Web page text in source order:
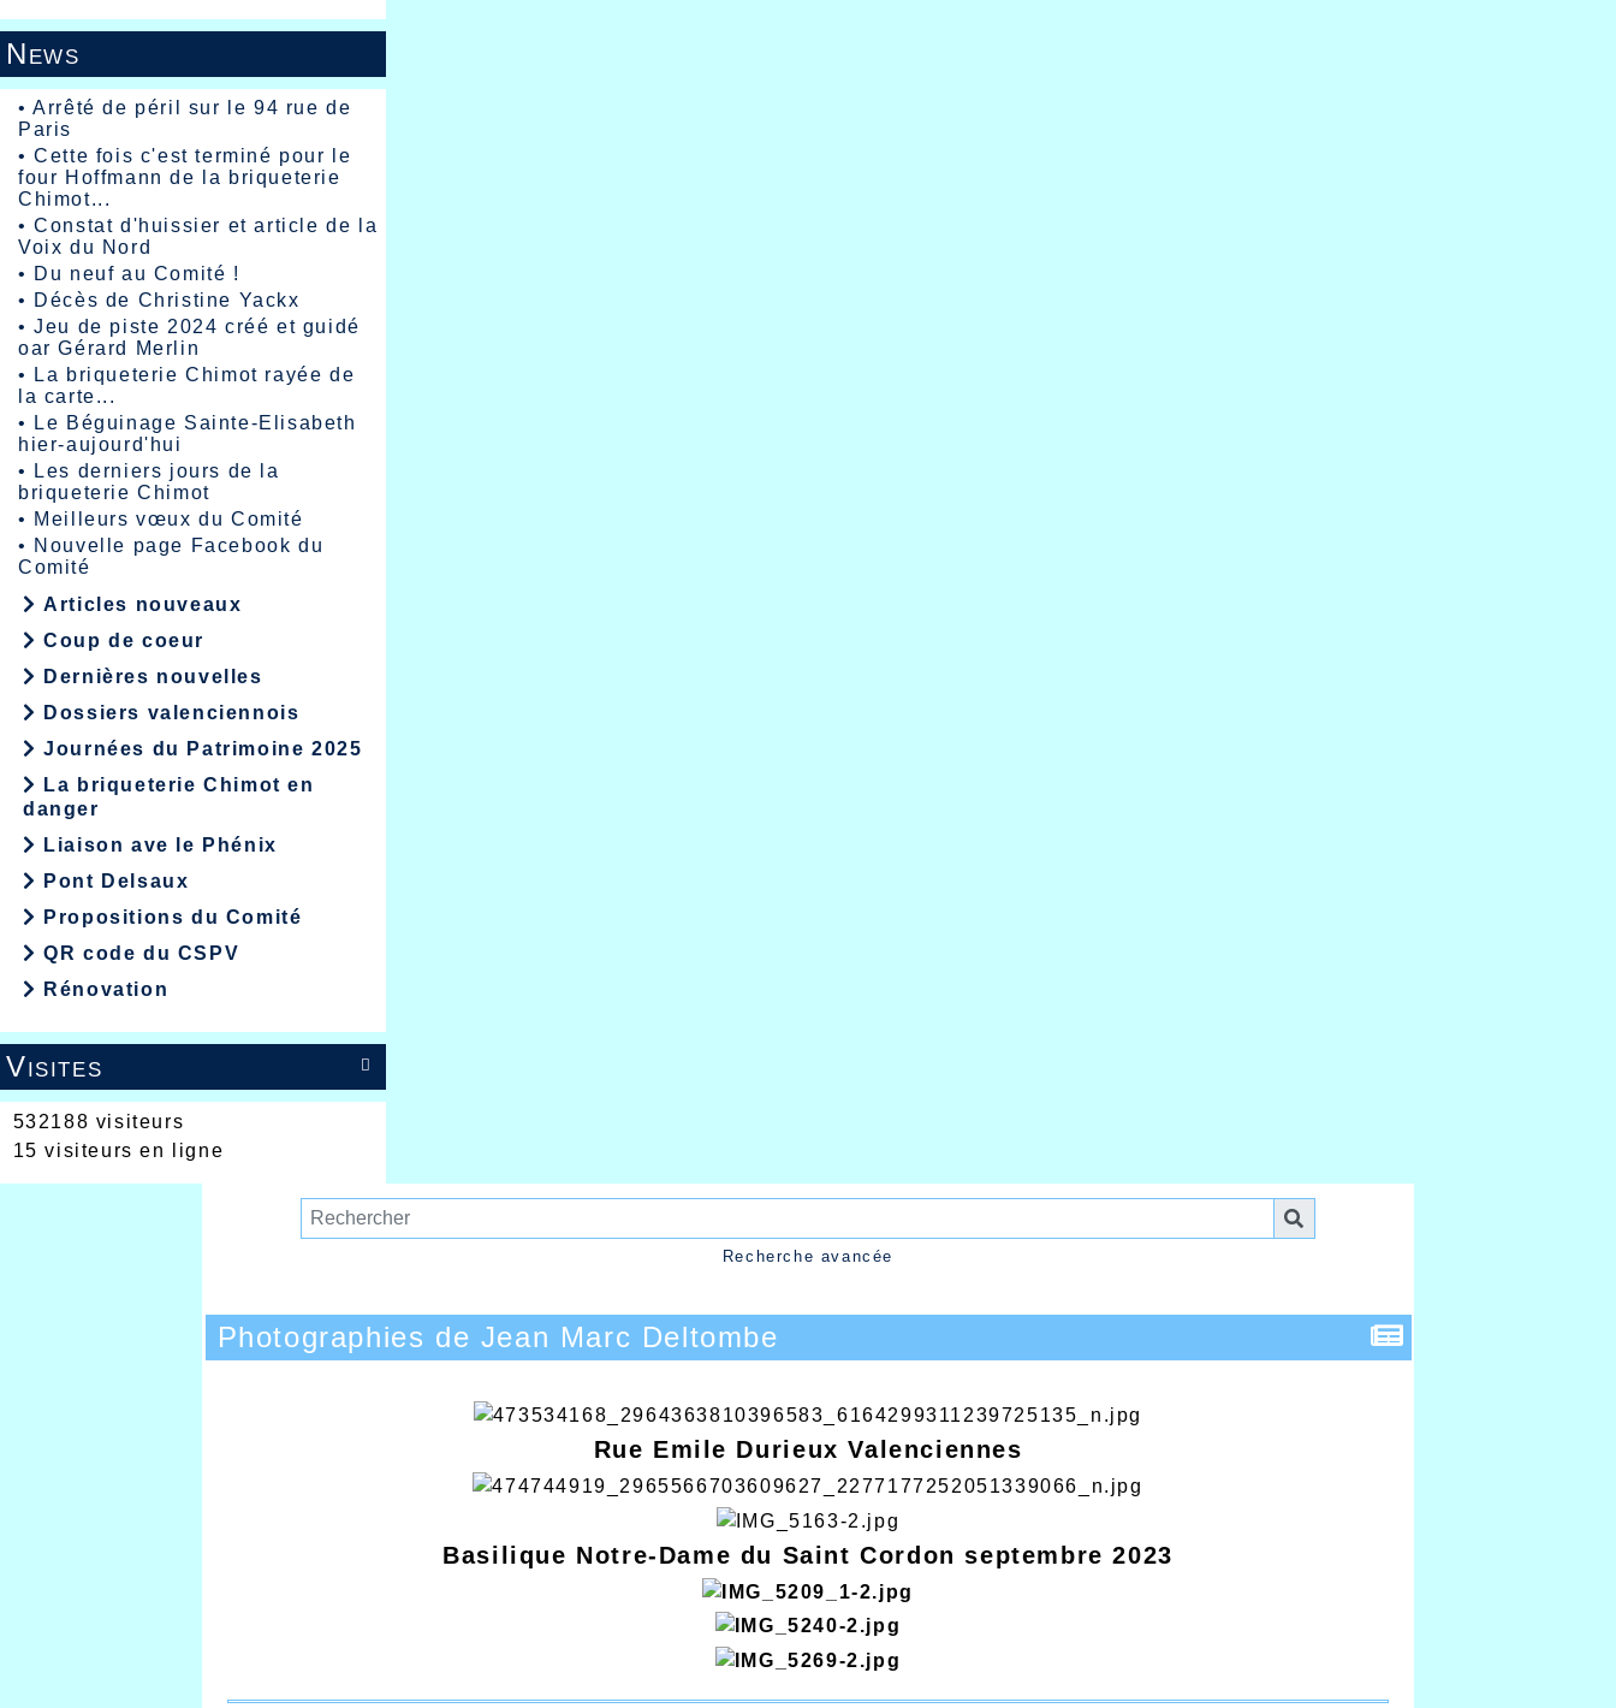
News
•Arrêté de péril sur le 94 rue de
Paris
•Cette fois c'est terminé pour le
four Hoffmann de la briqueterie
Chimot...
•Constat d'huissier et article de la
Voix du Nord
• Du neuf au Comité !
• Décès de Christine Yackx
•Jeu de piste 2024 créé et guidé
oar Gérard Merlin
•
La briqueterie Chimot rayée de
la carte...
•
Le Béguinage Sainte-Elisabeth
hier-aujourd'hui
•
Les derniers jours de la
briqueterie Chimot
• Meilleurs vœux du Comité
• Nouvelle page Facebook du
Comité
Articles nouveaux
Coup de coeur
Dernières nouvelles
Dossiers valenciennois
Journées du Patrimoine 2025
La briqueterie Chimot en
danger
Liaison ave le Phénix
Pont Delsaux
Propositions du Comité
QR code du CSPV
Rénovation

Visites
532188 visiteurs
15 visiteurs en ligne
Recherche avancée
Photographies de Jean Marc Deltombe
Rue Emile Durieux Valenciennes
Basilique Notre-Dame du Saint Cordon septembre 2023